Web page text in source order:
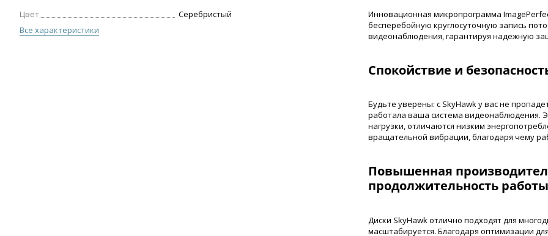
Цвет
Серебристый
Все характеристики
Инновационная микропрограмма
бесперебойную круглосуточную запись
видеонаблюдения, гарантируя надежную
Спокойствие и
Будьте уверены: с SkyHawk у вас не
работала ваша система видеонаблюдения.
нагрузки, отличаются низким
вращательной вибрации, благодаря чему
Повышенная
продолжительность работы
Диски SkyHawk отлично подходят для
масштабируется. Благодаря оптимизации